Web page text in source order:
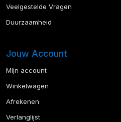
Veelgestelde Vragen
Duurzaamheid
Jouw Account
Mijn account
Winkelwagen
Afrekenen
Verlanglijst